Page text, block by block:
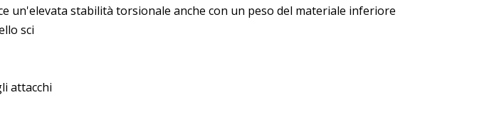
un'elevata stabilità torsionale anche con un peso del materiale inferiore
sci
attacchi